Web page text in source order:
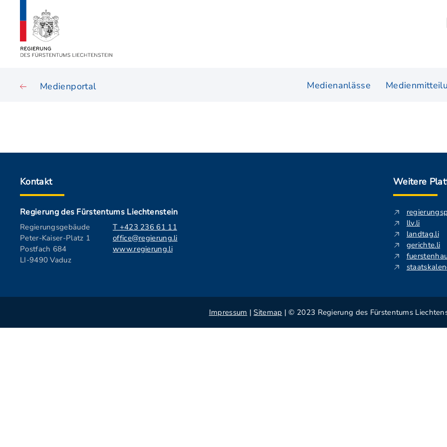
Medienportal Medienanlässe
Kontakt
Regierung des Fürstentums Liechtenstein
Regierungsgebäude
Peter-Kaiser-Platz 1
Postfach 684
LI-9490 Vaduz
T +423 236 61 11
office@regierung.li
www.regierung.li
Weitere
llv.li
landtag.li
gerichte.li
Impressum | Sitemap | © 2023 Regierung des Fürstentums